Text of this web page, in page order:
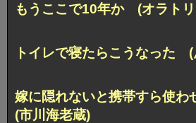
もうここで10年か (オラト
トイレで寝たらこうなった
嫁に隠れないと携帯すら使
(市川海老蔵)